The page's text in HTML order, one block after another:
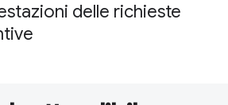
delle richieste